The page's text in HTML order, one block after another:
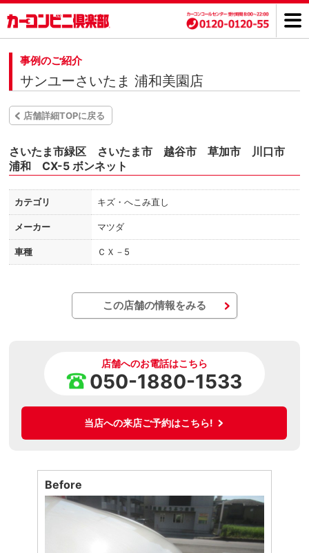
事例のご紹介
サンユーさいたま 浦和美園店
店舗詳細TOPに戻る
さいたま市緑区 さいたま市 越谷市 草加市 川口市
浦和 CX-5 ボンネット
カテゴリ キズ・へこみ直し
メーカー マツダ
車種 ＣＸ－5
この店舗の情報をみる
店舗へのお電話はこちら
050-1880-1533
当店への来店ご予約はこちら!
Before